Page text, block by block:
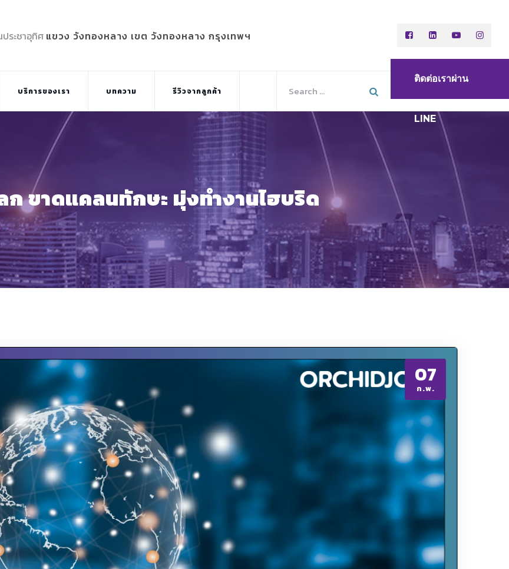
ระชาอุทิศ แขวง วังทองหลาง เขต วังทองหลาง กรุงเทพฯ
บริการของเรา บทความ รีวิวจากลูกค้า
ติดต่อเราผ่าน
LINE
ก ขาดแคลนทักษะ มุ่งทำงานไฮบริด
07
ก.พ.